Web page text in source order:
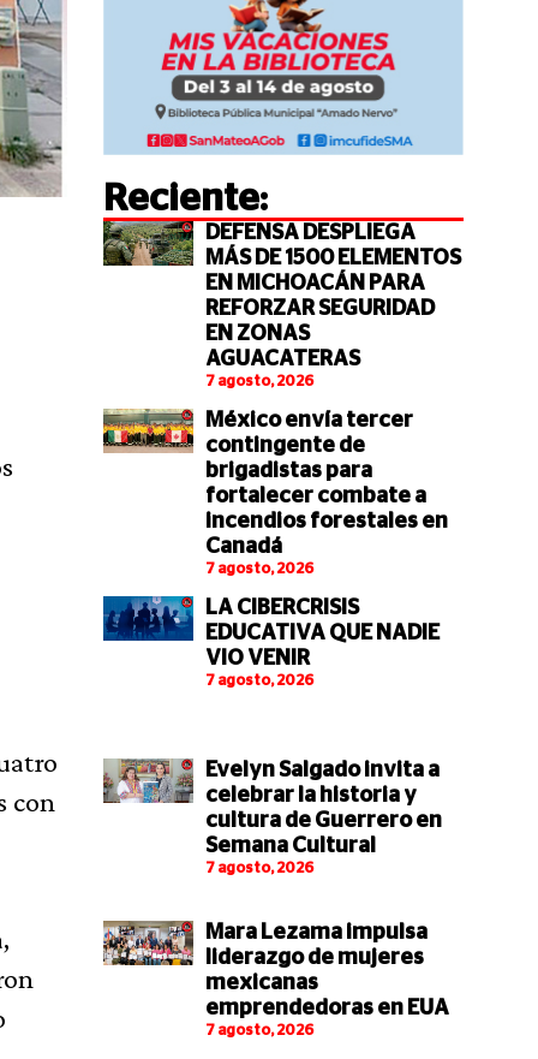
con
Reciente:
DEFENSA DESPLIEGA
MÁS DE 1500 ELEMENTOS
EN MICHOACÁN PARA
REFORZAR SEGURIDAD
EN ZONAS
AGUACATERAS
7 agosto, 2026
México envía tercer
contingente de
brigadistas para
fortalecer combate a
incendios forestales en
Canadá
7 agosto, 2026
LA CIBERCRISIS
EDUCATIVA QUE NADIE
VIO VENIR
7 agosto, 2026
Evelyn Salgado invita a
celebrar la historia y
cultura de Guerrero en
Semana Cultural
7 agosto, 2026
Mara Lezama impulsa
liderazgo de mujeres
mexicanas
emprendedoras en EUA
7 agosto, 2026